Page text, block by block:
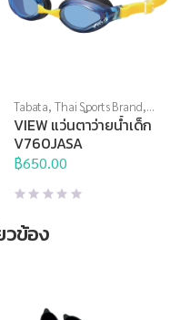
Tabata, Thai Sports Brand,
View,กีฬาทางน้ำ,แว่นตาว่าย
น้ำ,แว่นตาว่ายน้ำสำหรับเด็ก,
แว่นตาว่ายน้ำแข่งขัน
VIEW แว่นตาว่ายน้ำเด็ก
V760JASA
฿650.00
วข้อง